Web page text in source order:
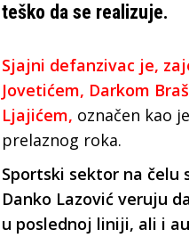
teško da se realizuje.
Sjajni defanzivac je,
Jovetićem, Darkom
Ljajićem, označen kao
prelaznog roka.
Sportski sektor na
Danko Lazović veruju
u poslednoj liniji, ali i